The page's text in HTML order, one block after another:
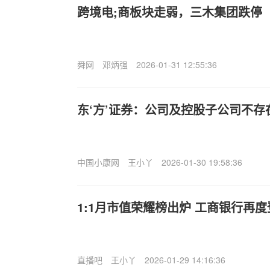
跨境电;商板块走弱，三木集团跌停
舜网 邓炳强 2026-01-31 12:55:36
东‘方’证券：公司及控股子公司不
中国小康网 王小丫 2026-01-30 19:58:36
1:1月市值荣耀榜出炉 工商银行再
直播吧 王小丫 2026-01-29 14:16:36